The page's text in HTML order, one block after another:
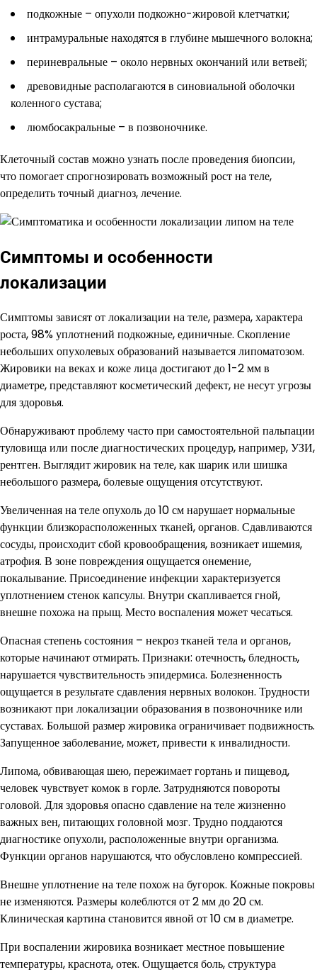
подкожные – опухоли подкожно-жировой клетчатки;
интрамуральные находятся в глубине мышечного волокна;
периневральные – около нервных окончаний или ветвей;
древовидные располагаются в синовиальной оболочки
коленного сустава;
люмбосакральные – в позвоночнике.
Клеточный состав можно узнать после проведения биопсии,
что помогает спрогнозировать возможный рост на теле,
определить точный диагноз, лечение.
Симптомы и особенности
локализации
Симптомы зависят от локализации на теле, размера, характера
роста, 98% уплотнений подкожные, единичные. Скопление
небольших опухолевых образований называется липоматозом.
Жировики на веках и коже лица достигают до 1-2 мм в
диаметре, представляют косметический дефект, не несут угрозы
для здоровья.
Обнаруживают проблему часто при самостоятельной пальпации
туловища или после диагностических процедур, например, УЗИ,
рентген. Выглядит жировик на теле, как шарик или шишка
небольшого размера, болевые ощущения отсутствуют.
Увеличенная на теле опухоль до 10 см нарушает нормальные
функции близкорасположенных тканей, органов. Сдавливаются
сосуды, происходит сбой кровообращения, возникает ишемия,
атрофия. В зоне повреждения ощущается онемение,
покалывание. Присоединение инфекции характеризуется
уплотнением стенок капсулы. Внутри скапливается гной,
внешне похожа на прыщ. Место воспаления может чесаться.
Опасная степень состояния – некроз тканей тела и органов,
которые начинают отмирать. Признаки: отечность, бледность,
нарушается чувствительность эпидермиса. Болезненность
ощущается в результате сдавления нервных волокон. Трудности
возникают при локализации образования в позвоночнике или
суставах. Большой размер жировика ограничивает подвижность.
Запущенное заболевание, может, привести к инвалидности.
Липома, обвивающая шею, пережимает гортань и пищевод,
человек чувствует комок в горле. Затрудняются повороты
головой. Для здоровья опасно сдавление на теле жизненно
важных вен, питающих головной мозг. Трудно поддаются
диагностике опухоли, расположенные внутри организма.
Функции органов нарушаются, что обусловлено компрессией.
Внешне уплотнение на теле похож на бугорок. Кожные покровы
не изменяются. Размеры колеблются от 2 мм до 20 см.
Клиническая картина становится явной от 10 см в диаметре.
При воспалении жировика возникает местное повышение
температуры, краснота, отек. Ощущается боль, структура